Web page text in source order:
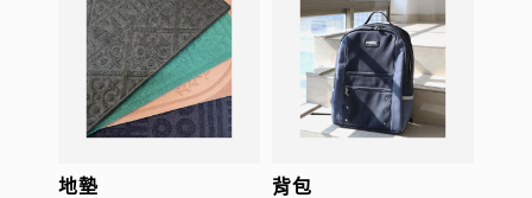
地墊 背包